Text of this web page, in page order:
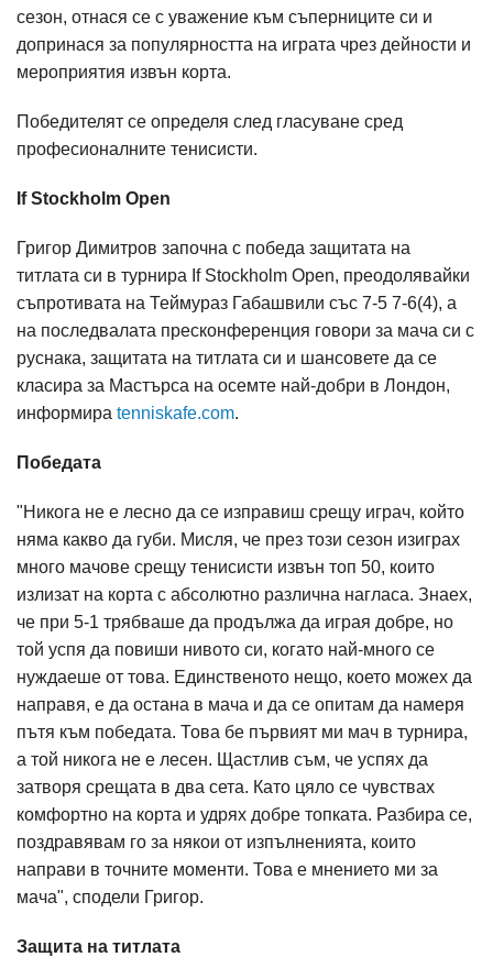
сезон, отнася се с уважение към съперниците си и
допринася за популярността на играта чрез дейности и
мероприятия извън корта.
Победителят се определя след гласуване сред
професионалните тенисисти.
If Stockholm Open
Григор Димитров започна с победа защитата на
титлата си в турнира If Stockholm Open, преодолявайки
съпротивата на Теймураз Габашвили със 7-5 7-6(4), а
на последвалата пресконференция говори за мача си с
руснака, защитата на титлата си и шансовете да се
класира за Мастърса на осемте най-добри в Лондон,
информира tenniskafe.com.
Победата
"Никога не е лесно да се изправиш срещу играч, който
няма какво да губи. Мисля, че през този сезон изиграх
много мачове срещу тенисисти извън топ 50, които
излизат на корта с абсолютно различна нагласа. Знаех,
че при 5-1 трябваше да продължа да играя добре, но
той успя да повиши нивото си, когато най-много се
нуждаеше от това. Единственото нещо, което можех да
направя, е да остана в мача и да се опитам да намеря
пътя към победата. Това бе първият ми мач в турнира,
а той никога не е лесен. Щастлив съм, че успях да
затворя срещата в два сета. Като цяло се чувствах
комфортно на корта и удрях добре топката. Разбира се,
поздравявам го за някои от изпълненията, които
направи в точните моменти. Това е мнението ми за
мача", сподели Григор.
Защита на титлата